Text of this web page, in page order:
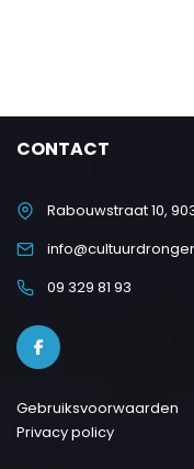
CONTACT
Rabouwstraat 10,
09 329 81 93
Gebruiksvoorwaarden
Privacy policy